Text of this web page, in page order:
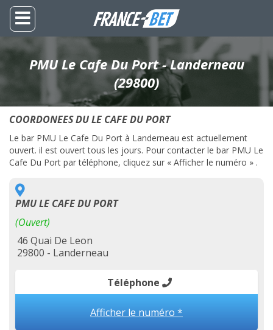
PMU Le Cafe Du Port - Landerneau
(29800)
COORDONEES DU LE CAFE DU PORT
Le bar PMU Le Cafe Du Port à Landerneau est actuellement
ouvert. il est ouvert tous les jours. Pour contacter le bar PMU Le
Cafe Du Port par téléphone, cliquez sur « Afficher le numéro » .
PMU LE CAFE DU PORT
(Ouvert)
46 Quai De Leon
29800 - Landerneau
Téléphone
Afficher le numéro *